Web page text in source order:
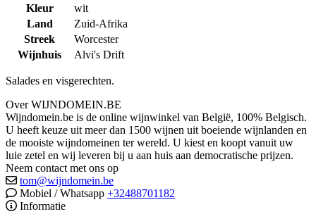
Kleur
wit
Land
Zuid-Afrika
Streek
Worcester
Wijnhuis
Alvi's Drift
Salades en visgerechten.
Over WIJNDOMEIN.BE
Wijndomein.be is de online wijnwinkel van België, 100% Belgisch.
U heeft keuze uit meer dan 1500 wijnen uit boeiende wijnlanden en
de mooiste wijndomeinen ter wereld. U kiest en koopt vanuit uw
luie zetel en wij leveren bij u aan huis aan democratische prijzen.
Neem contact met ons op
tom@wijndomein.be
Mobiel / Whatsapp +32488701182
Informatie